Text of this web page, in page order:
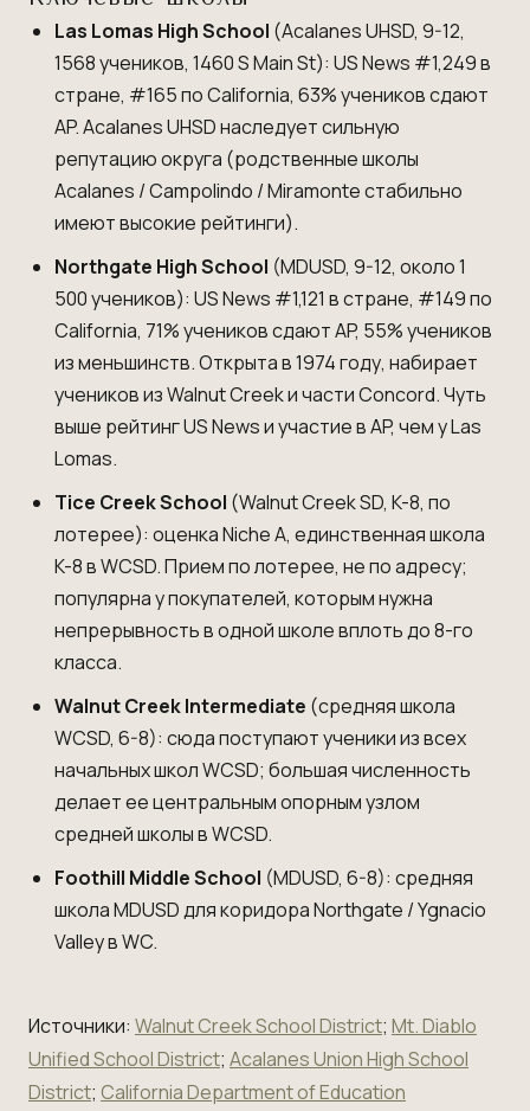
Las Lomas High School (Acalanes UHSD, 9-12,
1568 учеников, 1460 S Main St): US News #1,249 в
стране, #165 по California, 63% учеников сдают
AP. Acalanes UHSD наследует сильную
репутацию округа (родственные школы
Acalanes / Campolindo / Miramonte стабильно
имеют высокие рейтинги).
Northgate High School (MDUSD, 9-12, около 1
500 учеников): US News #1,121 в стране, #149 по
California, 71% учеников сдают AP, 55% учеников
из меньшинств. Открыта в 1974 году, набирает
учеников из Walnut Creek и части Concord. Чуть
выше рейтинг US News и участие в AP, чем у Las
Lomas.
Tice Creek School (Walnut Creek SD, K-8, по
лотерее): оценка Niche A, единственная школа
K-8 в WCSD. Прием по лотерее, не по адресу;
популярна у покупателей, которым нужна
непрерывность в одной школе вплоть до 8-го
класса.
Walnut Creek Intermediate (средняя школа
WCSD, 6-8): сюда поступают ученики из всех
начальных школ WCSD; большая численность
делает ее центральным опорным узлом
средней школы в WCSD.
Foothill Middle School (MDUSD, 6-8): средняя
школа MDUSD для коридора Northgate / Ygnacio
Valley в WC.
Источники: Walnut Creek School District; Mt. Diablo
Unified School District; Acalanes Union High School
District; California Department of Education